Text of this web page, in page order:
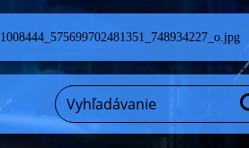
1008444_575699702481351_748934227_o.jpg